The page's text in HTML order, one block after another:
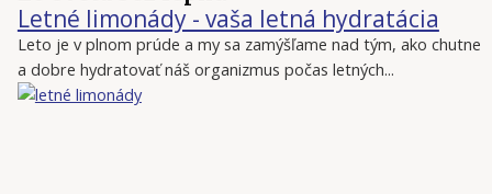
Letné limonády - vaša letná hydratácia
Leto je v plnom prúde a my sa zamýšľame nad tým, ako chutne
a dobre hydratovať náš organizmus počas letných...